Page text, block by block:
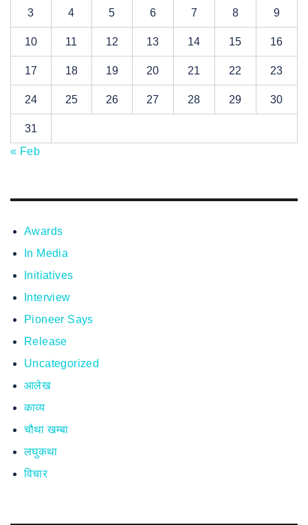
3 4 5 6 7 8 9
10 11 12 13 14 15 16
17 18 19 20 21 22 23
24 25 26 27 28 29 30
31
« Feb
Awards
In Media
Initiatives
Interview
Pioneer Says
Release
Uncategorized
आलेख
काव्य
चौथा खम्बा
लघुकथा
विचार